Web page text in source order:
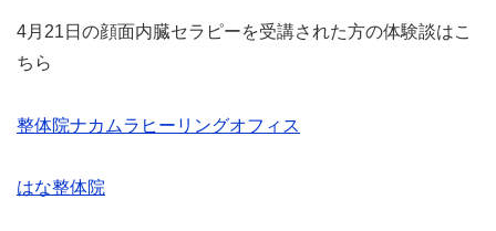
4月21日の顔面内臓セラピーを受講された方の体験談はこ
ちら
整体院ナカムラヒーリングオフィス
はな整体院